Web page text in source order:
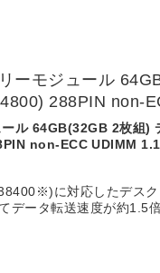
ーモジュール
288PIN non-
ル 64GB(32GB 2枚組)
non-ECC UDIMM
に対応したデスク
ータ転送速度が約1.5